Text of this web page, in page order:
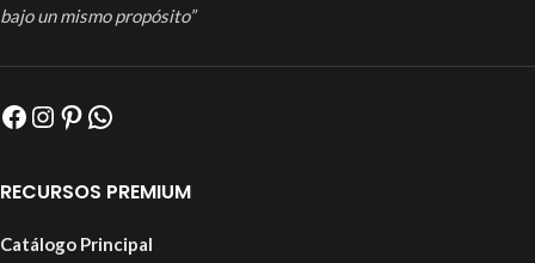
bajo un mismo propósito”
RECURSOS PREMIUM
Catálogo Principal